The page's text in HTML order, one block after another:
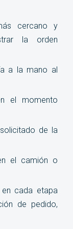
cercano y
la orden
a la mano al
el momento
de la
el camión o
cada etapa
de pedido,